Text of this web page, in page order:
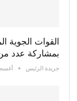
القوات الجوية
بمشاركة عدد من
جريدة الرئيس أغسطس